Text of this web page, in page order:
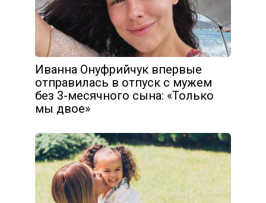
Иванна Онуфрийчук впервые
отправилась в отпуск с мужем
без 3-месячного сына: «Только
мы двое»